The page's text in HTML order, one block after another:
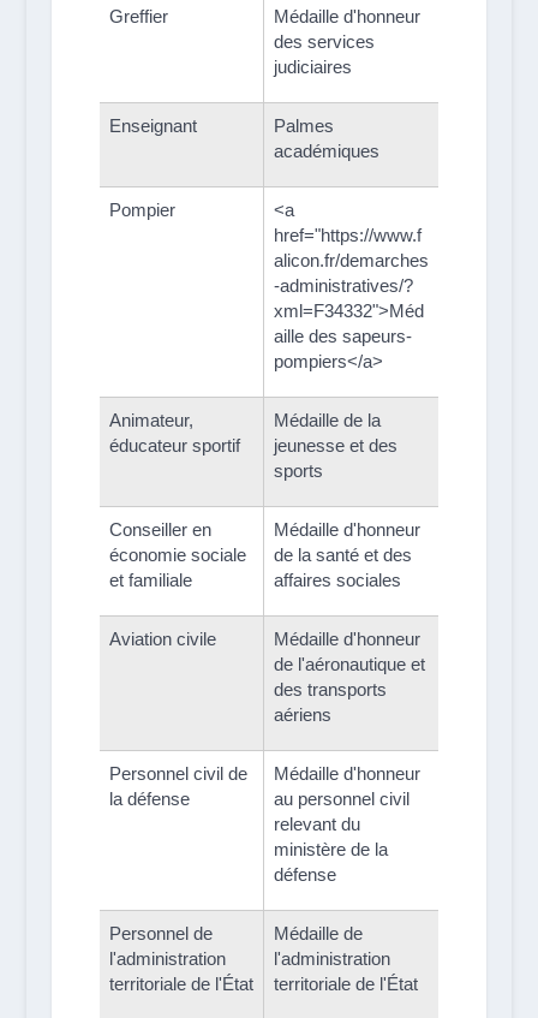
Greffier
Médaille d'honneur
des services
judiciaires
Enseignant
Palmes
académiques
Pompier
<a
href="https://www.f
alicon.fr/demarches
-administratives/?
xml=F34332">Méd
aille des sapeurs-
pompiers</a>
Animateur,
éducateur sportif
Médaille de la
jeunesse et des
sports
Conseiller en
économie sociale
et familiale
Médaille d'honneur
de la santé et des
affaires sociales
Aviation civile
Médaille d'honneur
de l'aéronautique et
des transports
aériens
Personnel civil de
la défense
Médaille d'honneur
au personnel civil
relevant du
ministère de la
défense
Personnel de
l'administration
territoriale de l'État
Médaille de
l'administration
territoriale de l'État